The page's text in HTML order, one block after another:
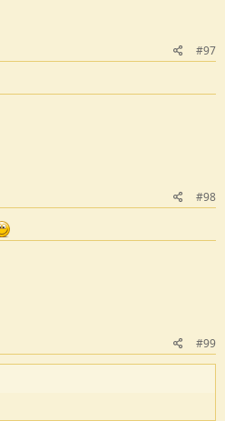
#97
#98
#99